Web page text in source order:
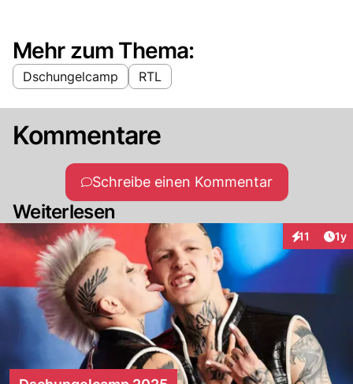
Mehr zum Thema:
Dschungelcamp RTL
Kommentare
Schreibe einen Kommentar
Weiterlesen
11 1y